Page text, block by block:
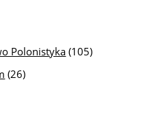
Polonistyka (105)
(26)